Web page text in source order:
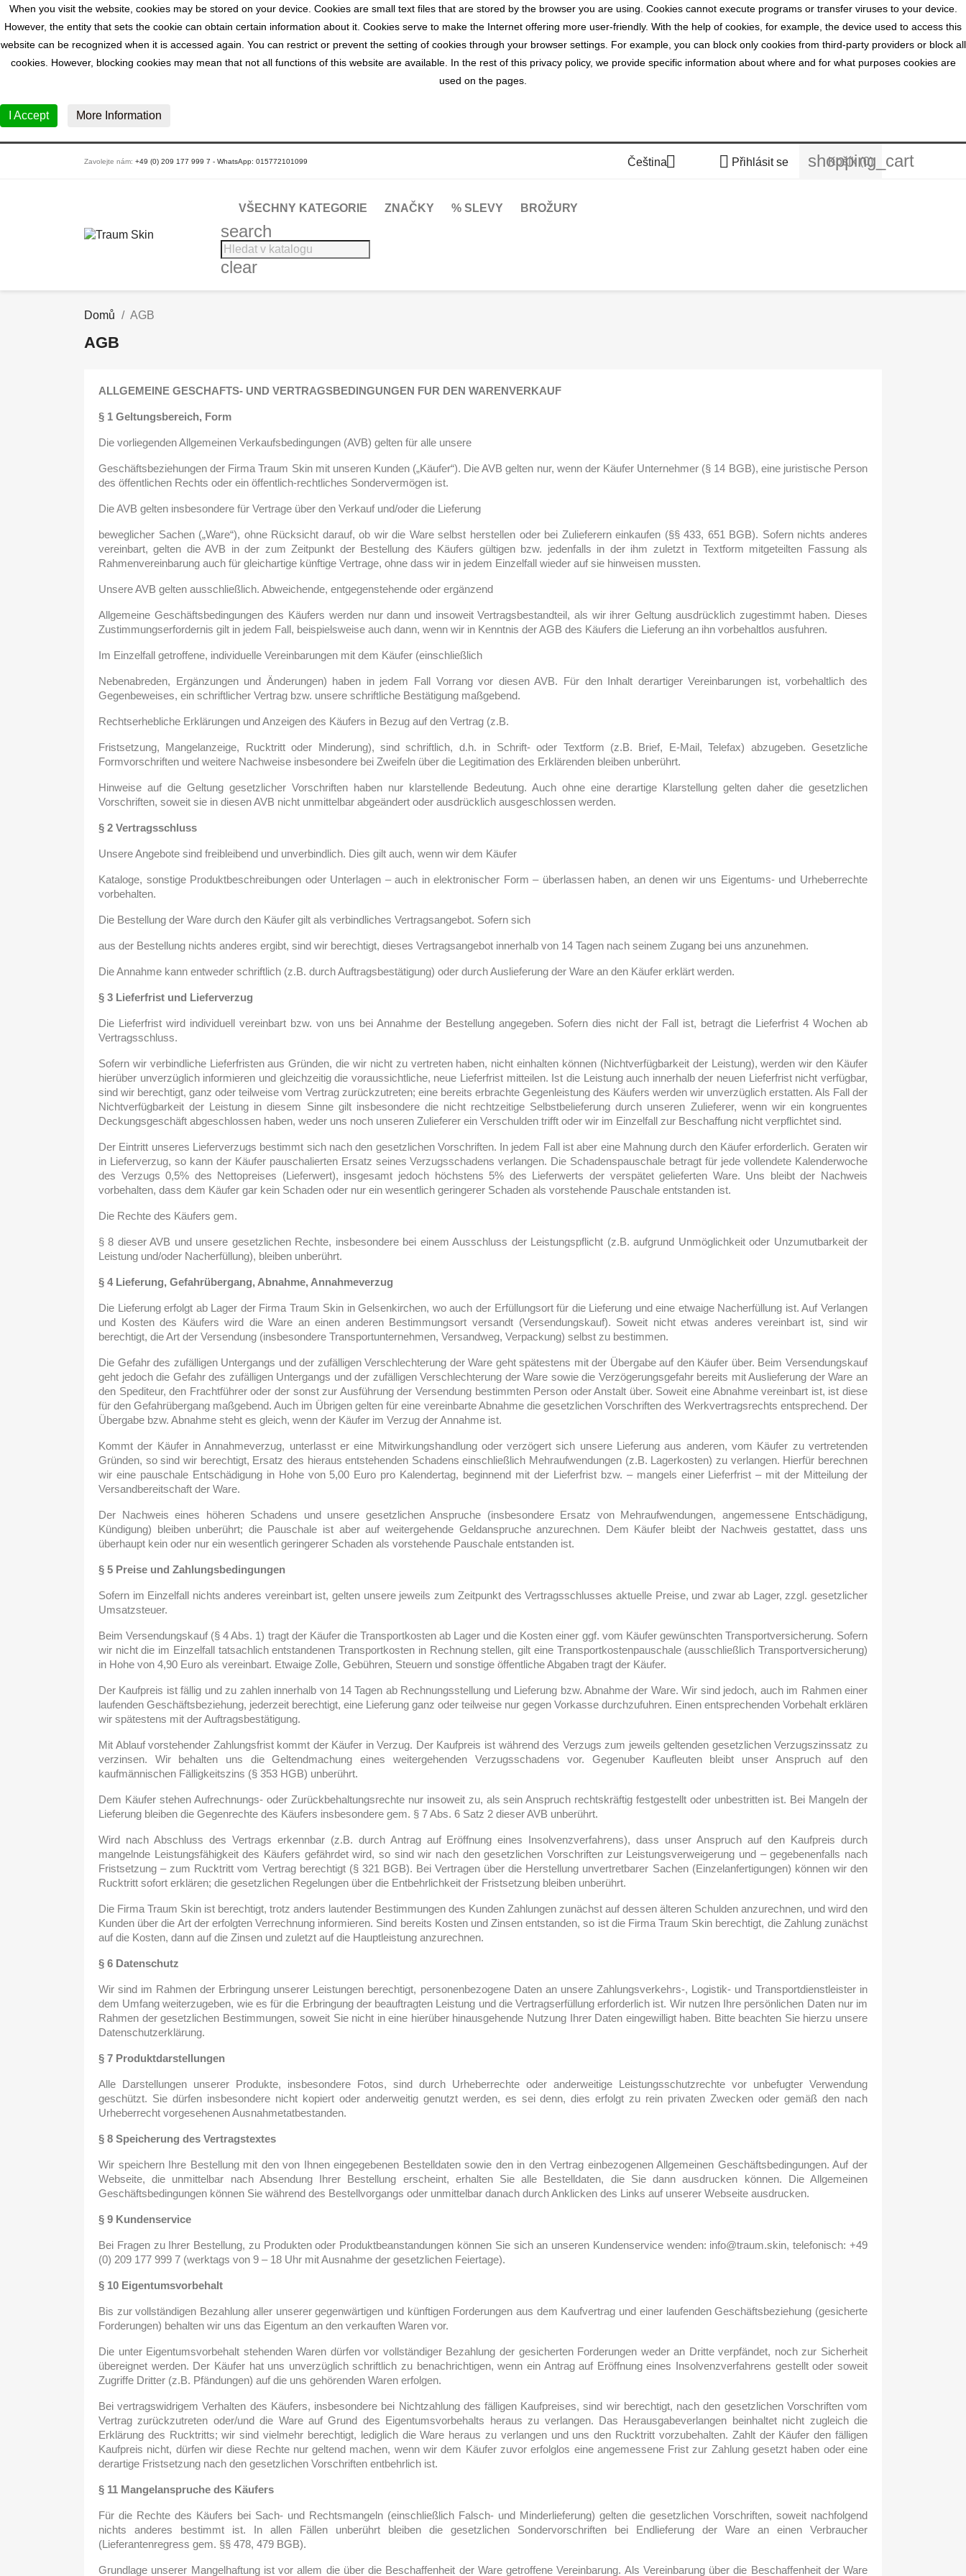
When you visit the website, cookies may be stored on your device. Cookies are small text files that are stored by the browser you are using. Cookies cannot execute programs or transfer viruses to your device.
However, the entity that sets the cookie can obtain certain information about it. Cookies serve to make the Internet offering more user-friendly. With the help of cookies, for example, the device used to access this
website can be recognized when it is accessed again. You can restrict or prevent the setting of cookies through your browser settings. For example, you can block only cookies from third-party providers or block all
cookies. However, blocking cookies may mean that not all functions of this website are available. In the rest of this privacy policy, we provide specific information about where and for what purposes cookies are
used on the pages.
I Accept More Information
Zavolejte nám: +49 (0) 209 177 999 7 - WhatsApp: 015772101099 Čeština  Přihlásit se shopping_cart
Košík (0)
VŠECHNY KATEGORIE ZNAČKY % SLEVY BROŽURY
search
clear
Domů AGB
AGB
ALLGEMEINE GESCHAFTS- UND VERTRAGSBEDINGUNGEN FUR DEN WARENVERKAUF
§ 1 Geltungsbereich, Form
Die vorliegenden Allgemeinen Verkaufsbedingungen (AVB) gelten für alle unsere
Geschäftsbeziehungen der Firma Traum Skin mit unseren Kunden („Käufer“). Die AVB gelten nur, wenn der Käufer Unternehmer (§ 14 BGB), eine juristische Person
des öffentlichen Rechts oder ein öffentlich-rechtliches Sondervermögen ist.
Die AVB gelten insbesondere für Vertrage über den Verkauf und/oder die Lieferung
beweglicher Sachen („Ware“), ohne Rücksicht darauf, ob wir die Ware selbst herstellen oder bei Zulieferern einkaufen (§§ 433, 651 BGB). Sofern nichts anderes
vereinbart, gelten die AVB in der zum Zeitpunkt der Bestellung des Käufers gültigen bzw. jedenfalls in der ihm zuletzt in Textform mitgeteilten Fassung als
Rahmenvereinbarung auch für gleichartige künftige Vertrage, ohne dass wir in jedem Einzelfall wieder auf sie hinweisen mussten.
Unsere AVB gelten ausschließlich. Abweichende, entgegenstehende oder ergänzend
Allgemeine Geschäftsbedingungen des Käufers werden nur dann und insoweit Vertragsbestandteil, als wir ihrer Geltung ausdrücklich zugestimmt haben. Dieses
Zustimmungserfordernis gilt in jedem Fall, beispielsweise auch dann, wenn wir in Kenntnis der AGB des Käufers die Lieferung an ihn vorbehaltlos ausfuhren.
Im Einzelfall getroffene, individuelle Vereinbarungen mit dem Käufer (einschließlich
Nebenabreden, Ergänzungen und Änderungen) haben in jedem Fall Vorrang vor diesen AVB. Für den Inhalt derartiger Vereinbarungen ist, vorbehaltlich des
Gegenbeweises, ein schriftlicher Vertrag bzw. unsere schriftliche Bestätigung maßgebend.
Rechtserhebliche Erklärungen und Anzeigen des Käufers in Bezug auf den Vertrag (z.B.
Fristsetzung, Mangelanzeige, Rucktritt oder Minderung), sind schriftlich, d.h. in Schrift- oder Textform (z.B. Brief, E-Mail, Telefax) abzugeben. Gesetzliche
Formvorschriften und weitere Nachweise insbesondere bei Zweifeln über die Legitimation des Erklärenden bleiben unberührt.
Hinweise auf die Geltung gesetzlicher Vorschriften haben nur klarstellende Bedeutung. Auch ohne eine derartige Klarstellung gelten daher die gesetzlichen
Vorschriften, soweit sie in diesen AVB nicht unmittelbar abgeändert oder ausdrücklich ausgeschlossen werden.
§ 2 Vertragsschluss
Unsere Angebote sind freibleibend und unverbindlich. Dies gilt auch, wenn wir dem Käufer
Kataloge, sonstige Produktbeschreibungen oder Unterlagen – auch in elektronischer Form – überlassen haben, an denen wir uns Eigentums- und Urheberrechte
vorbehalten.
Die Bestellung der Ware durch den Käufer gilt als verbindliches Vertragsangebot. Sofern sich
aus der Bestellung nichts anderes ergibt, sind wir berechtigt, dieses Vertragsangebot innerhalb von 14 Tagen nach seinem Zugang bei uns anzunehmen.
Die Annahme kann entweder schriftlich (z.B. durch Auftragsbestätigung) oder durch Auslieferung der Ware an den Käufer erklärt werden.
§ 3 Lieferfrist und Lieferverzug
Die Lieferfrist wird individuell vereinbart bzw. von uns bei Annahme der Bestellung angegeben. Sofern dies nicht der Fall ist, betragt die Lieferfrist 4 Wochen ab
Vertragsschluss.
Sofern wir verbindliche Lieferfristen aus Gründen, die wir nicht zu vertreten haben, nicht einhalten können (Nichtverfügbarkeit der Leistung), werden wir den Käufer
hierüber unverzüglich informieren und gleichzeitig die voraussichtliche, neue Lieferfrist mitteilen. Ist die Leistung auch innerhalb der neuen Lieferfrist nicht verfügbar,
sind wir berechtigt, ganz oder teilweise vom Vertrag zurückzutreten; eine bereits erbrachte Gegenleistung des Käufers werden wir unverzüglich erstatten. Als Fall der
Nichtverfügbarkeit der Leistung in diesem Sinne gilt insbesondere die nicht rechtzeitige Selbstbelieferung durch unseren Zulieferer, wenn wir ein kongruentes
Deckungsgeschäft abgeschlossen haben, weder uns noch unseren Zulieferer ein Verschulden trifft oder wir im Einzelfall zur Beschaffung nicht verpflichtet sind.
Der Eintritt unseres Lieferverzugs bestimmt sich nach den gesetzlichen Vorschriften. In jedem Fall ist aber eine Mahnung durch den Käufer erforderlich. Geraten wir
in Lieferverzug, so kann der Käufer pauschalierten Ersatz seines Verzugsschadens verlangen. Die Schadenspauschale betragt für jede vollendete Kalenderwoche
des Verzugs 0,5% des Nettopreises (Lieferwert), insgesamt jedoch höchstens 5% des Lieferwerts der verspätet gelieferten Ware. Uns bleibt der Nachweis
vorbehalten, dass dem Käufer gar kein Schaden oder nur ein wesentlich geringerer Schaden als vorstehende Pauschale entstanden ist.
Die Rechte des Käufers gem.
§ 8 dieser AVB und unsere gesetzlichen Rechte, insbesondere bei einem Ausschluss der Leistungspflicht (z.B. aufgrund Unmöglichkeit oder Unzumutbarkeit der
Leistung und/oder Nacherfüllung), bleiben unberührt.
§ 4 Lieferung, Gefahrübergang, Abnahme, Annahmeverzug
Die Lieferung erfolgt ab Lager der Firma Traum Skin in Gelsenkirchen, wo auch der Erfüllungsort für die Lieferung und eine etwaige Nacherfüllung ist. Auf Verlangen
und Kosten des Käufers wird die Ware an einen anderen Bestimmungsort versandt (Versendungskauf). Soweit nicht etwas anderes vereinbart ist, sind wir
berechtigt, die Art der Versendung (insbesondere Transportunternehmen, Versandweg, Verpackung) selbst zu bestimmen.
Die Gefahr des zufälligen Untergangs und der zufälligen Verschlechterung der Ware geht spätestens mit der Übergabe auf den Käufer über. Beim Versendungskauf
geht jedoch die Gefahr des zufälligen Untergangs und der zufälligen Verschlechterung der Ware sowie die Verzögerungsgefahr bereits mit Auslieferung der Ware an
den Spediteur, den Frachtführer oder der sonst zur Ausführung der Versendung bestimmten Person oder Anstalt über. Soweit eine Abnahme vereinbart ist, ist diese
für den Gefahrübergang maßgebend. Auch im Übrigen gelten für eine vereinbarte Abnahme die gesetzlichen Vorschriften des Werkvertragsrechts entsprechend. Der
Übergabe bzw. Abnahme steht es gleich, wenn der Käufer im Verzug der Annahme ist.
Kommt der Käufer in Annahmeverzug, unterlasst er eine Mitwirkungshandlung oder verzögert sich unsere Lieferung aus anderen, vom Käufer zu vertretenden
Gründen, so sind wir berechtigt, Ersatz des hieraus entstehenden Schadens einschließlich Mehraufwendungen (z.B. Lagerkosten) zu verlangen. Hierfür berechnen
wir eine pauschale Entschädigung in Hohe von 5,00 Euro pro Kalendertag, beginnend mit der Lieferfrist bzw. – mangels einer Lieferfrist – mit der Mitteilung der
Versandbereitschaft der Ware.
Der Nachweis eines höheren Schadens und unsere gesetzlichen Anspruche (insbesondere Ersatz von Mehraufwendungen, angemessene Entschädigung,
Kündigung) bleiben unberührt; die Pauschale ist aber auf weitergehende Geldanspruche anzurechnen. Dem Käufer bleibt der Nachweis gestattet, dass uns
überhaupt kein oder nur ein wesentlich geringerer Schaden als vorstehende Pauschale entstanden ist.
§ 5 Preise und Zahlungsbedingungen
Sofern im Einzelfall nichts anderes vereinbart ist, gelten unsere jeweils zum Zeitpunkt des Vertragsschlusses aktuelle Preise, und zwar ab Lager, zzgl. gesetzlicher
Umsatzsteuer.
Beim Versendungskauf (§ 4 Abs. 1) tragt der Käufer die Transportkosten ab Lager und die Kosten einer ggf. vom Käufer gewünschten Transportversicherung. Sofern
wir nicht die im Einzelfall tatsachlich entstandenen Transportkosten in Rechnung stellen, gilt eine Transportkostenpauschale (ausschließlich Transportversicherung)
in Hohe von 4,90 Euro als vereinbart. Etwaige Zolle, Gebühren, Steuern und sonstige öffentliche Abgaben tragt der Käufer.
Der Kaufpreis ist fällig und zu zahlen innerhalb von 14 Tagen ab Rechnungsstellung und Lieferung bzw. Abnahme der Ware. Wir sind jedoch, auch im Rahmen einer
laufenden Geschäftsbeziehung, jederzeit berechtigt, eine Lieferung ganz oder teilweise nur gegen Vorkasse durchzufuhren. Einen entsprechenden Vorbehalt erklären
wir spätestens mit der Auftragsbestätigung.
Mit Ablauf vorstehender Zahlungsfrist kommt der Käufer in Verzug. Der Kaufpreis ist während des Verzugs zum jeweils geltenden gesetzlichen Verzugszinssatz zu
verzinsen. Wir behalten uns die Geltendmachung eines weitergehenden Verzugsschadens vor. Gegenuber Kaufleuten bleibt unser Anspruch auf den
kaufmännischen Fälligkeitszins (§ 353 HGB) unberührt.
Dem Käufer stehen Aufrechnungs- oder Zurückbehaltungsrechte nur insoweit zu, als sein Anspruch rechtskräftig festgestellt oder unbestritten ist. Bei Mangeln der
Lieferung bleiben die Gegenrechte des Käufers insbesondere gem. § 7 Abs. 6 Satz 2 dieser AVB unberührt.
Wird nach Abschluss des Vertrags erkennbar (z.B. durch Antrag auf Eröffnung eines Insolvenzverfahrens), dass unser Anspruch auf den Kaufpreis durch
mangelnde Leistungsfähigkeit des Käufers gefährdet wird, so sind wir nach den gesetzlichen Vorschriften zur Leistungsverweigerung und – gegebenenfalls nach
Fristsetzung – zum Rucktritt vom Vertrag berechtigt (§ 321 BGB). Bei Vertragen über die Herstellung unvertretbarer Sachen (Einzelanfertigungen) können wir den
Rucktritt sofort erklären; die gesetzlichen Regelungen über die Entbehrlichkeit der Fristsetzung bleiben unberührt.
Die Firma Traum Skin ist berechtigt, trotz anders lautender Bestimmungen des Kunden Zahlungen zunächst auf dessen älteren Schulden anzurechnen, und wird den
Kunden über die Art der erfolgten Verrechnung informieren. Sind bereits Kosten und Zinsen entstanden, so ist die Firma Traum Skin berechtigt, die Zahlung zunächst
auf die Kosten, dann auf die Zinsen und zuletzt auf die Hauptleistung anzurechnen.
§ 6 Datenschutz
Wir sind im Rahmen der Erbringung unserer Leistungen berechtigt, personenbezogene Daten an unsere Zahlungsverkehrs-, Logistik- und Transportdienstleister in
dem Umfang weiterzugeben, wie es für die Erbringung der beauftragten Leistung und die Vertragserfüllung erforderlich ist. Wir nutzen Ihre persönlichen Daten nur im
Rahmen der gesetzlichen Bestimmungen, soweit Sie nicht in eine hierüber hinausgehende Nutzung Ihrer Daten eingewilligt haben. Bitte beachten Sie hierzu unsere
Datenschutzerklärung.
§ 7 Produktdarstellungen
Alle Darstellungen unserer Produkte, insbesondere Fotos, sind durch Urheberrechte oder anderweitige Leistungsschutzrechte vor unbefugter Verwendung
geschützt. Sie dürfen insbesondere nicht kopiert oder anderweitig genutzt werden, es sei denn, dies erfolgt zu rein privaten Zwecken oder gemäß den nach
Urheberrecht vorgesehenen Ausnahmetatbestanden.
§ 8 Speicherung des Vertragstextes
Wir speichern Ihre Bestellung mit den von Ihnen eingegebenen Bestelldaten sowie den in den Vertrag einbezogenen Allgemeinen Geschäftsbedingungen. Auf der
Webseite, die unmittelbar nach Absendung Ihrer Bestellung erscheint, erhalten Sie alle Bestelldaten, die Sie dann ausdrucken können. Die Allgemeinen
Geschäftsbedingungen können Sie während des Bestellvorgangs oder unmittelbar danach durch Anklicken des Links auf unserer Webseite ausdrucken.
§ 9 Kundenservice
Bei Fragen zu Ihrer Bestellung, zu Produkten oder Produktbeanstandungen können Sie sich an unseren Kundenservice wenden: info@traum.skin, telefonisch: +49
(0) 209 177 999 7 (werktags von 9 – 18 Uhr mit Ausnahme der gesetzlichen Feiertage).
§ 10 Eigentumsvorbehalt
Bis zur vollständigen Bezahlung aller unserer gegenwärtigen und künftigen Forderungen aus dem Kaufvertrag und einer laufenden Geschäftsbeziehung (gesicherte
Forderungen) behalten wir uns das Eigentum an den verkauften Waren vor.
Die unter Eigentumsvorbehalt stehenden Waren dürfen vor vollständiger Bezahlung der gesicherten Forderungen weder an Dritte verpfändet, noch zur Sicherheit
übereignet werden. Der Käufer hat uns unverzüglich schriftlich zu benachrichtigen, wenn ein Antrag auf Eröffnung eines Insolvenzverfahrens gestellt oder soweit
Zugriffe Dritter (z.B. Pfändungen) auf die uns gehörenden Waren erfolgen.
Bei vertragswidrigem Verhalten des Käufers, insbesondere bei Nichtzahlung des fälligen Kaufpreises, sind wir berechtigt, nach den gesetzlichen Vorschriften vom
Vertrag zurückzutreten oder/und die Ware auf Grund des Eigentumsvorbehalts heraus zu verlangen. Das Herausgabeverlangen beinhaltet nicht zugleich die
Erklärung des Rucktritts; wir sind vielmehr berechtigt, lediglich die Ware heraus zu verlangen und uns den Rucktritt vorzubehalten. Zahlt der Käufer den fälligen
Kaufpreis nicht, dürfen wir diese Rechte nur geltend machen, wenn wir dem Käufer zuvor erfolglos eine angemessene Frist zur Zahlung gesetzt haben oder eine
derartige Fristsetzung nach den gesetzlichen Vorschriften entbehrlich ist.
§ 11 Mangelanspruche des Käufers
Für die Rechte des Käufers bei Sach- und Rechtsmangeln (einschließlich Falsch- und Minderlieferung) gelten die gesetzlichen Vorschriften, soweit nachfolgend
nichts anderes bestimmt ist. In allen Fällen unberührt bleiben die gesetzlichen Sondervorschriften bei Endlieferung der Ware an einen Verbraucher
(Lieferantenregress gem. §§ 478, 479 BGB).
Grundlage unserer Mangelhaftung ist vor allem die über die Beschaffenheit der Ware getroffene Vereinbarung. Als Vereinbarung über die Beschaffenheit der Ware